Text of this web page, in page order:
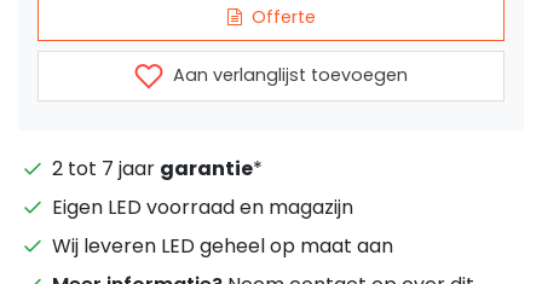
Offerte
Aan verlanglijst toevoegen
2 tot 7 jaar garantie*
Eigen LED voorraad en magazijn
Wij leveren LED geheel op maat aan